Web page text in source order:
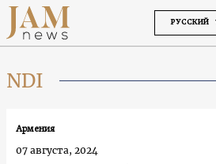
РУССКИЙ
NDI
Армения
07 августа, 2024